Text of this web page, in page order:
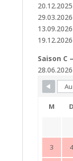
Saison C
Skip
M D
3 4